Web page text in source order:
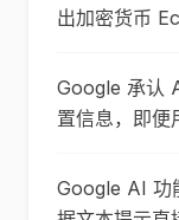
出加密货币
Google 承认
置信息，即便
Google AI 功